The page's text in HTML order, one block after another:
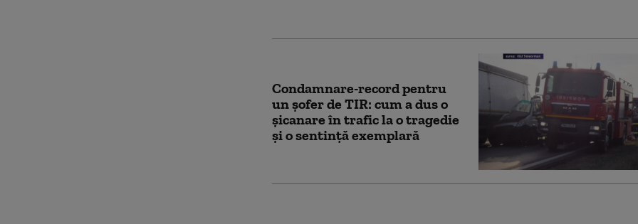
Condamnare-record pentru
un șofer de TIR: cum a dus o
șicanare în trafic la o tragedie
și o sentință exemplară